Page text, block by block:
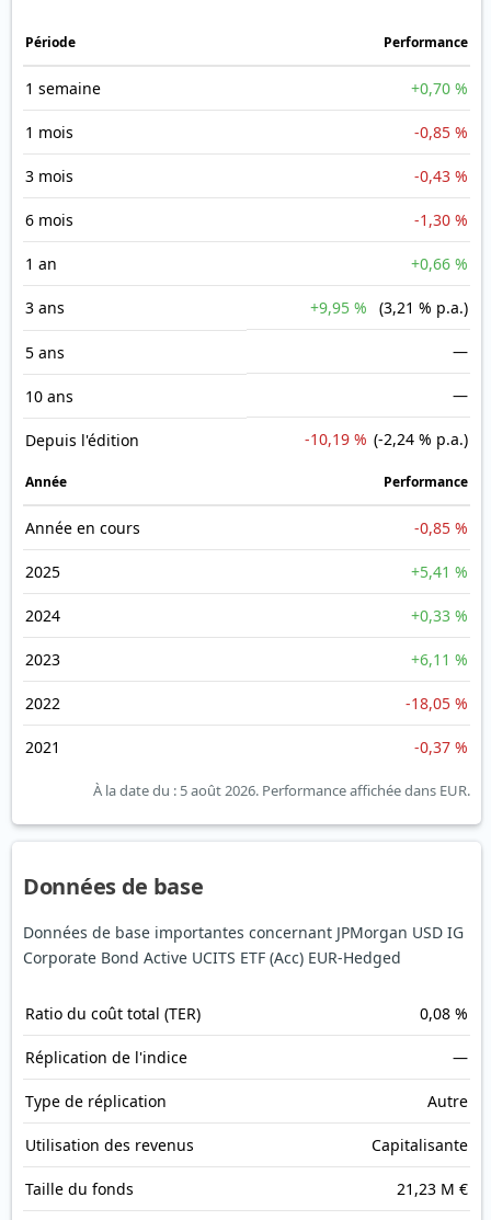
Période Performance
1 semaine +0,70 %
1 mois -0,85 %
3 mois -0,43 %
6 mois -1,30 %
1 an +0,66 %
3 ans +9,95 % (3,21 % p.a.)
5 ans —
10 ans —
Depuis l'édition -10,19 % (-2,24 % p.a.)
Année Performance
Année en cours -0,85 %
2025 +5,41 %
2024 +0,33 %
2023 +6,11 %
2022 -18,05 %
2021 -0,37 %
À la date du : 5 août 2026. Performance affichée dans EUR.
Données de base
Données de base importantes concernant JPMorgan USD IG
Corporate Bond Active UCITS ETF (Acc) EUR-Hedged
Ratio du coût total (TER) 0,08 %
Réplication de l'indice —
Type de réplication Autre
Utilisation des revenus Capitalisante
Taille du fonds 21,23 M €